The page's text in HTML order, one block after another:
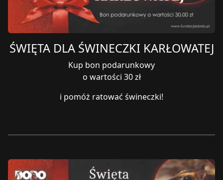
ŚWIĘTA DLA ŚWINECZKI KARŁOWATEJ
Kup bon podarunkowy
o wartości 30 zł
i pomóż ratować świneczki!